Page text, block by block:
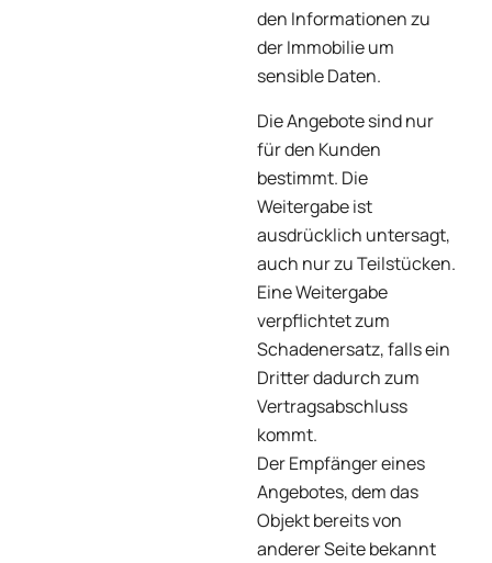
den Informationen zu
der Immobilie um
sensible Daten.
Die Angebote sind nur
für den Kunden
bestimmt. Die
Weitergabe ist
ausdrücklich untersagt,
auch nur zu Teilstücken.
Eine Weitergabe
verpflichtet zum
Schadenersatz, falls ein
Dritter dadurch zum
Vertragsabschluss
kommt.
Der Empfänger eines
Angebotes, dem das
Objekt bereits von
anderer Seite bekannt